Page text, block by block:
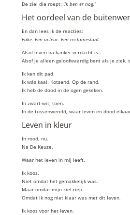
De ziel die roept: ‘Ik ben er nog.’
Het oordeel van de
En dan lees ik de reacties:
Fake. Een acteur. Een reclamestunt.
Alsof leven na kanker verdacht is.
Alsof je alleen geloofwaardig bent als je ziek,
Ik ken dit pad.
Ik wás kaal. Kotsend. Op de rand.
Ik heb de dood in de ogen gekeken.
In zwart-wit, toen.
In de tussenwereld, waar leven en dood
Leven in kleur
In rood, nu.
Na De Keuze.
Waar het leven in mij leeft.
Ik koos.
Niet omdat het gemakkelijk was.
Maar omdat mijn ziel riep.
Omdat ik nog niet klaar was met dit leven.
Ik koos voor het leven.